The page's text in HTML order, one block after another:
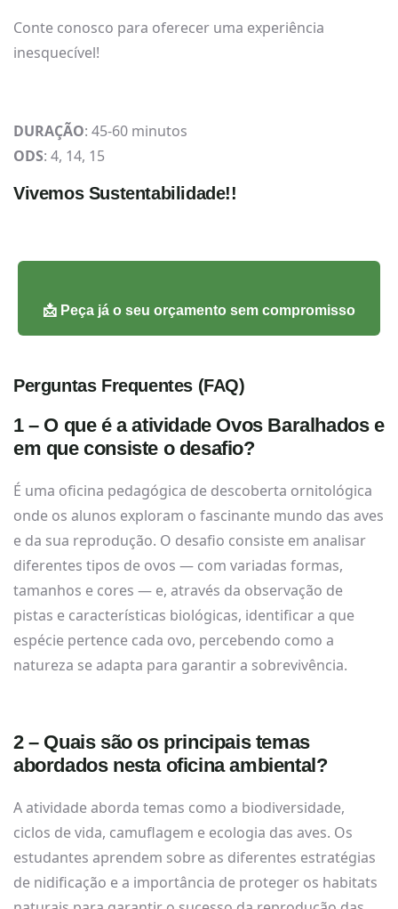
Conte conosco para oferecer uma experiência
inesquecível!
DURAÇÃO: 45-60 minutos
ODS: 4, 14, 15
Vivemos Sustentabilidade!!
📩 Peça já o seu orçamento sem compromisso
Perguntas Frequentes (FAQ)
1 – O que é a atividade Ovos Baralhados e
em que consiste o desafio?
É uma oficina pedagógica de descoberta ornitológica
onde os alunos exploram o fascinante mundo das aves
e da sua reprodução. O desafio consiste em analisar
diferentes tipos de ovos — com variadas formas,
tamanhos e cores — e, através da observação de
pistas e características biológicas, identificar a que
espécie pertence cada ovo, percebendo como a
natureza se adapta para garantir a sobrevivência.
2 – Quais são os principais temas
abordados nesta oficina ambiental?
A atividade aborda temas como a biodiversidade,
ciclos de vida, camuflagem e ecologia das aves. Os
estudantes aprendem sobre as diferentes estratégias
de nidificação e a importância de proteger os habitats